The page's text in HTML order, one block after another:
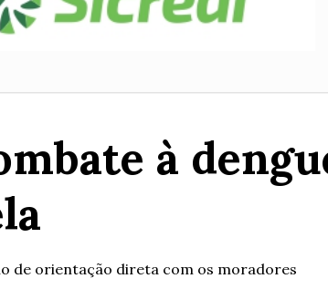
à
de orientação direta com os moradores